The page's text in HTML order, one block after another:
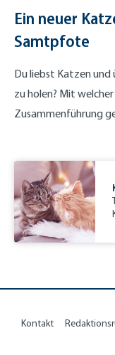
Ein neuer
Samtpfote
Du liebst Katzen und
zu holen? Mit
Zusammenführung
Kontakt